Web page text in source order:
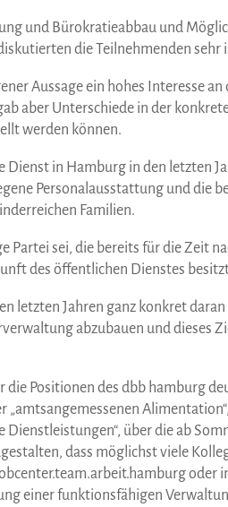
und Bürokratieabbau und
die Teilnehmenden sehr
Aussage ein hohes Interesse
aber Unterschiede in der
werden können.
Dienst in Hamburg in den letzten
Personalausstattung und die
Familien.
Partei sei, die bereits für die Zeit
des öffentlichen Dienstes
letzten Jahren ganz konkret
abzubauen und dieses
Positionen des dbb hamburg
über die ab
dass möglichst viele
oder
einer funktionsfähigen